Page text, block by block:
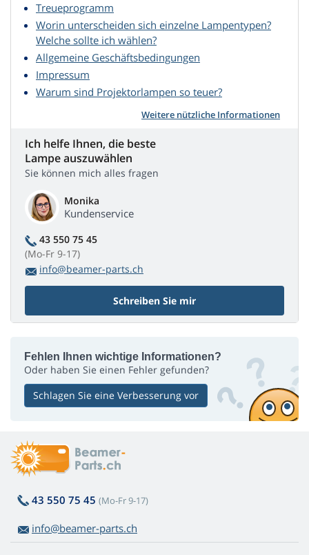
Treueprogramm
Worin unterscheiden sich einzelne Lampentypen?
Welche sollte ich wählen?
Allgemeine Geschäftsbedingungen
Impressum
Warum sind Projektorlampen so teuer?
Weitere nützliche Informationen
Ich helfe Ihnen, die beste
Lampe auszuwählen
Sie können mich alles fragen
Monika
Kundenservice
43 550 75 45
(Mo-Fr 9-17)
info@beamer-parts.ch
Schreiben Sie mir
Fehlen Ihnen wichtige Informationen?
Oder haben Sie einen Fehler gefunden?
Schlagen Sie eine Verbesserung vor
43 550 75 45 (Mo-Fr 9-17)
info@beamer-parts.ch